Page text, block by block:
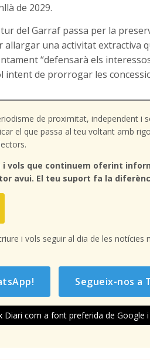
de 2029.
del Garraf passa per la
allargar una activitat extractiva
“defensarà els
intent de prorrogar les
de proximitat, independent i
el que passa al teu voltant amb
i vols que continuem oferint
avui. El teu suport fa la
i vols seguir al dia de les
Segueix-nos a
Diari com a font preferida de Google